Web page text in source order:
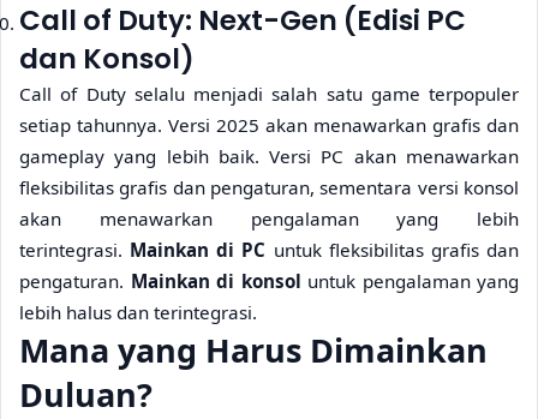
Call of Duty: Next-Gen (Edisi PC
dan Konsol)
Call of Duty selalu menjadi salah satu game terpopuler
setiap tahunnya. Versi 2025 akan menawarkan grafis dan
gameplay yang lebih baik. Versi PC akan menawarkan
fleksibilitas grafis dan pengaturan, sementara versi konsol
akan menawarkan pengalaman yang lebih
terintegrasi. Mainkan di PC untuk fleksibilitas grafis dan
pengaturan. Mainkan di konsol untuk pengalaman yang
lebih halus dan terintegrasi.
Mana yang Harus Dimainkan
Duluan?